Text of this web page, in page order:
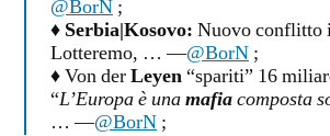
@BorN ;
♦ Serbia|Kosovo: Nuovo conflitto
Lotteremo, … —@BorN ;
♦ Von derLeyen“spariti” 16
“L’Europa è unamafiacomposta
… —@BorN ;